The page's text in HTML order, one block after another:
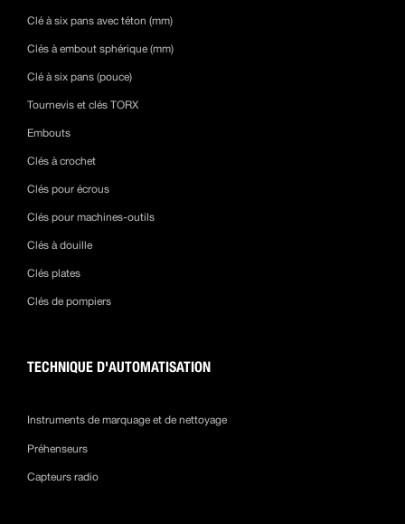
Clé à six pans avec téton (mm)
Clés à embout sphérique (mm)
Clé à six pans (pouce)
Tournevis et clés TORX
Embouts
Clés à crochet
Clés pour écrous
Clés pour machines-outils
Clés à douille
Clés plates
Clés de pompiers
TECHNIQUE D'AUTOMATISATION
Instruments de marquage et de nettoyage
Préhenseurs
Capteurs radio